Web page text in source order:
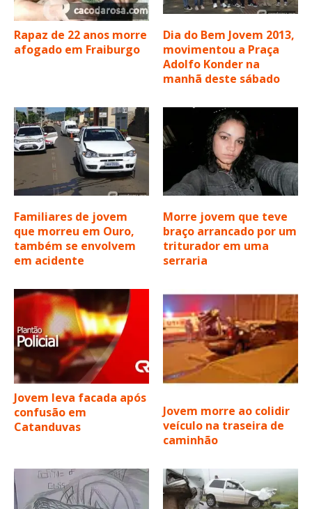
Rapaz de 22 anos morre
afogado em Fraiburgo
Dia do Bem Jovem 2013,
movimentou a Praça
Adolfo Konder na
manhã deste sábado
Familiares de jovem
que morreu em Ouro,
também se envolvem
em acidente
Morre jovem que teve
braço arrancado por um
triturador em uma
serraria
Jovem leva facada após
confusão em
Catanduvas
Jovem morre ao colidir
veículo na traseira de
caminhão